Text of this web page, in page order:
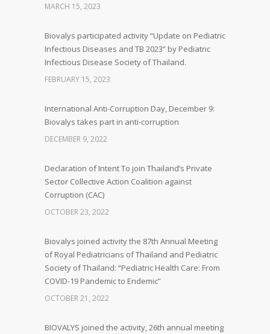
MARCH 15, 2023
Biovalys participated activity “Update on Pediatric
Infectious Diseases and TB 2023” by Pediatric
Infectious Disease Society of Thailand.
FEBRUARY 15, 2023
International Anti-Corruption Day, December 9:
Biovalys takes part in anti-corruption
DECEMBER 9, 2022
Declaration of Intent To join Thailand’s Private
Sector Collective Action Coalition against
Corruption (CAC)
OCTOBER 23, 2022
Biovalys joined activity the 87th Annual Meeting
of Royal Pediatricians of Thailand and Pediatric
Society of Thailand: “Pediatric Health Care: From
COVID-19 Pandemic to Endemic”
OCTOBER 21, 2022
BIOVALYS joined the activity, 26th annual meeting